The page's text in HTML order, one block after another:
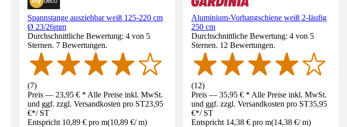
Spannstange ausziehbar weiß 125-220 cm
Ø 23/26mm
Durchschnittliche Bewertung: 4 von 5
Sternen. 7 Bewertungen.
(7)
Preis — 23,95 € * Alle Preise inkl. MwSt.
und ggf. zzgl. Versandkosten pro ST23,95
€*/ ST
Entspricht 10,89 € pro m(10,89 €/ m)
Aluminium-Vorhangschiene weiß 2-läufig
250 cm
Durchschnittliche Bewertung: 4 von 5
Sternen. 12 Bewertungen.
(12)
Preis — 35,95 € * Alle Preise inkl. MwSt.
und ggf. zzgl. Versandkosten pro ST35,95
€*/ ST
Entspricht 14,38 € pro m(14,38 €/ m)